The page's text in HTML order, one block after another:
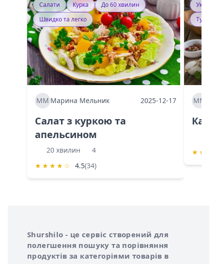
Салати Курка
До 60 хвилин
Швидко та легко
ММ Марина Мельник 2025-12-17
Салат з куркою та
апельсином
20 хвилин
4
★ ★ ★ ★ ☆ 4.5(34)
ММ
★ ★
Про сервіс Shurshilo
Shurshilo - це сервіс створений для
полегшення пошуку та порівняння
продуктів за категоріями товарів в